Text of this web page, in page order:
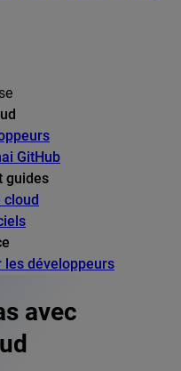
GitHub
guides
cloud
développeurs
avec